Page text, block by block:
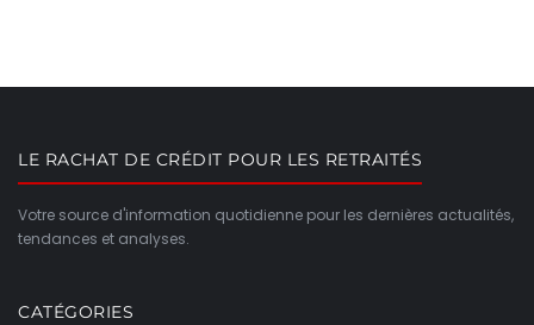
LE RACHAT DE CRÉDIT POUR LES RETRAITÉS
Votre source d'information quotidienne pour les dernières actualités,
tendances et analyses.
CATÉGORIES